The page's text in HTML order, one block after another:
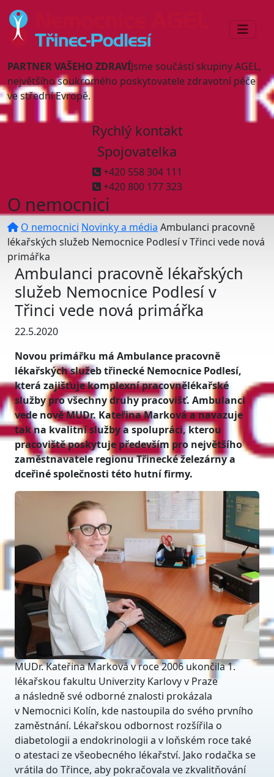
PARTNER VAŠEHO ZDRAVÍJsme součástí skupiny AGEL,
největšího soukromého poskytovatele zdravotní péče
ve střední Evropě.
Rychlý kontakt
Spojovatelka
+420 558 304 111
+420 800 177 323
O nemocnici
O nemocnici Novinky a média Ambulanci pracovně
lékařských služeb Nemocnice Podlesí v Třinci vede nová
primářka
Ambulanci pracovně lékařských
služeb Nemocnice Podlesí v
Třinci vede nová primářka
22.5.2020
Novou primářku má Ambulance pracovně
lékařských služeb třinecké Nemocnice Podlesí,
která zajišťuje komplexní pracovnělékařské
služby pro všechny druhy pracovišť. Ambulanci
vede nově MUDr. Kateřina Marková a navazuje
tak na kvalitní služby a spolupráci, kterou
pracoviště poskytuje především pro největšího
zaměstnavatele regionu Třinecké železárny a
dceřiné společnosti této hutní firmy.
MUDr. Kateřina Marková v roce 2006 ukončila 1.
lékařskou fakultu Univerzity Karlovy v Praze
a následně své odborné znalosti prokázala
v Nemocnici Kolín, kde nastoupila do svého prvního
zaměstnání. Lékařskou odbornost rozšířila o
diabetologii a endokrinologii a v loňském roce také
o atestaci ze všeobecného lékařství. Jako rodačka se
vrátila do Třince, aby pokračovala ve zkvalitňování